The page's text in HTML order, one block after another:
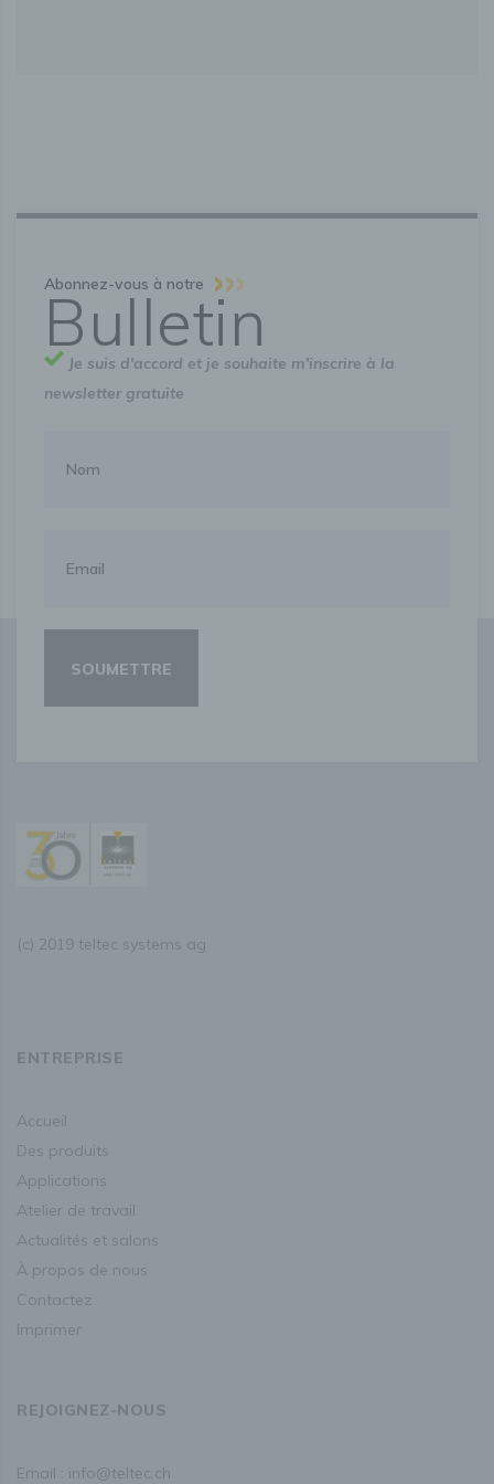
Abonnez-vous à notre
Bulletin
Je suis d'accord et je souhaite m'inscrire à la
newsletter gratuite
(c) 2019 teltec systems ag
ENTREPRISE
accueil
des produits
applications
atelier de travail
actualités et salons
à propos de nous
contactez
imprimer
REJOIGNEZ-NOUS
Email : info@teltec.ch